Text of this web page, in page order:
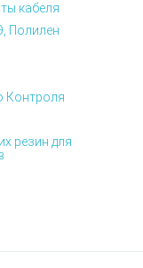
кабеля
Полилен
Контроля
резин для